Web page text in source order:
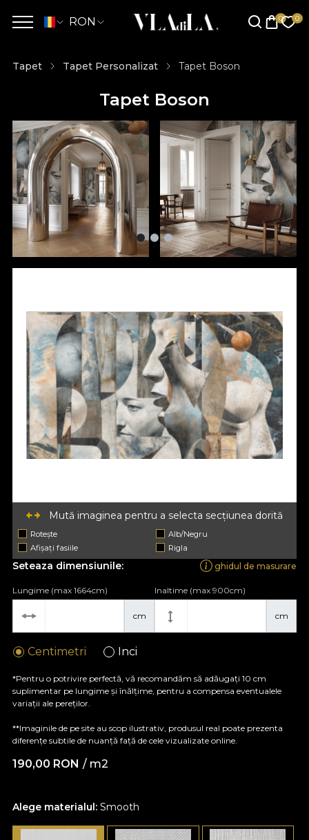
RON
Tapet Tapet Personalizat Tapet Boson
Tapet Boson
Mută imaginea pentru a selecta secțiunea dorită
Rotește
Alb/Negru
Afișați fasiile
Rigla
Alege materialul: Smooth
Seteaza dimensiunile: ghidul de masurare
cm
Lungime (max 1664cm)
cm
Inaltime (max 900cm)
Centimetri Inci
*Pentru o potrivire perfectă, vă recomandăm să adăugați 10 cm
suplimentar pe lungime și înălțime, pentru a compensa eventualele
variații ale pereților.
**Imaginile de pe site au scop ilustrativ, produsul real poate prezenta
diferențe subtile de nuanță față de cele vizualizate online.
190,00 RON / m2